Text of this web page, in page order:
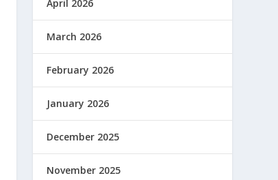
April 2026
March 2026
February 2026
January 2026
December 2025
November 2025